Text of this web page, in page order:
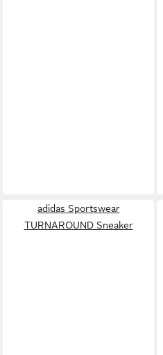
adidas Sportswear
TURNAROUND Sneaker